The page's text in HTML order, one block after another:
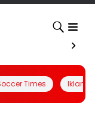
Times Iklanin